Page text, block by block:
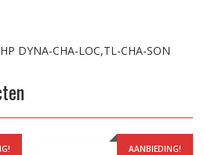
DYNA-CHA-LOC,TL-CHA-SON
AANBIEDING!